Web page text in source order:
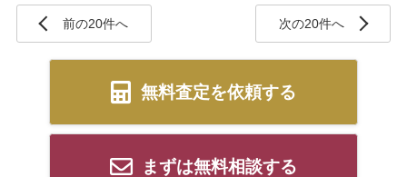
前の20件へ 次の20件へ
無料査定を依頼する
まずは無料相談する